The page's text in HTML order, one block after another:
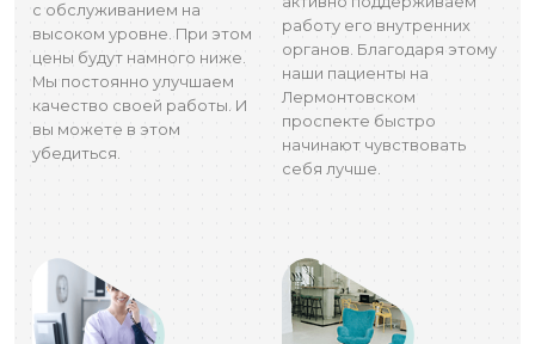
с обслуживанием на
высоком уровне. При этом
цены будут намного ниже.
Мы постоянно улучшаем
качество своей работы. И
вы можете в этом
убедиться.
работу его внутренних
органов. Благодаря этому
наши пациенты на
Лермонтовском
проспекте быстро
начинают чувствовать
себя лучше.